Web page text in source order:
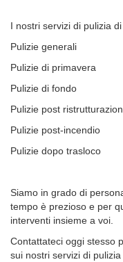
I nostri servizi di pulizia
Pulizie generali
Pulizie di primavera
Pulizie di fondo
Pulizie post
Pulizie post-incendio
Pulizie dopo trasloco
Siamo in grado di
tempo è prezioso e per
interventi insieme a voi.
Contattateci oggi stesso
sui nostri servizi di